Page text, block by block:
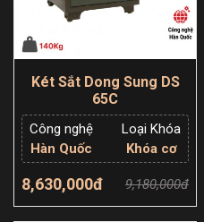
Két Sắt Dong Sung DS
65C
Công nghệ
Hàn Quốc
Loại Khóa
Khóa cơ
8,630,000đ 9,180,000đ
Thêm giỏ hàng